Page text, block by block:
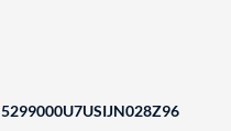
5299000U7USIJN028Z96